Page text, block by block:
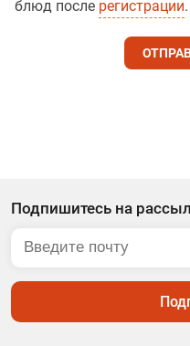
блюд после регистрации.
Подпишитесь на